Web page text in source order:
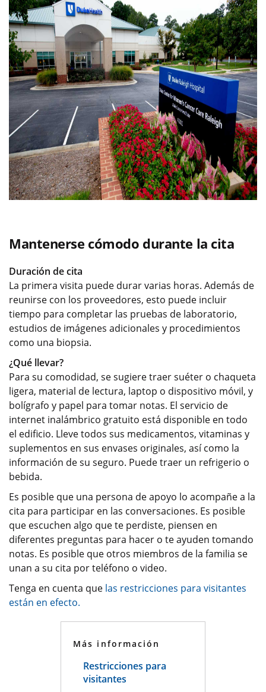
Más información
Restricciones para
visitantes
Mantenerse cómodo durante la cita
Duración de cita
La primera visita puede durar varias horas. Además de
reunirse con los proveedores, esto puede incluir
tiempo para completar las pruebas de laboratorio,
estudios de imágenes adicionales y procedimientos
como una biopsia.
¿Qué llevar?
Para su comodidad, se sugiere traer suéter o chaqueta
ligera, material de lectura, laptop o dispositivo móvil, y
bolígrafo y papel para tomar notas. El servicio de
internet inalámbrico gratuito está disponible en todo
el edificio. Lleve todos sus medicamentos, vitaminas y
suplementos en sus envases originales, así como la
información de su seguro. Puede traer un refrigerio o
bebida.
Es posible que una persona de apoyo lo acompañe a la
cita para participar en las conversaciones. Es posible
que escuchen algo que te perdiste, piensen en
diferentes preguntas para hacer o te ayuden tomando
notas. Es posible que otros miembros de la familia se
unan a su cita por teléfono o video.
Tenga en cuenta que las restricciones para visitantes
están en efecto.